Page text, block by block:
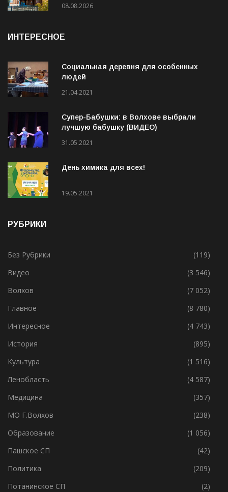
08.08.2026
ИНТЕРЕСНОЕ
Социальная деревня для особенных
людей
21.04.2021
Супер-Бабушки: в Волхове выбрали
лучшую бабушку (ВИДЕО)
31.05.2021
День химика для всех!
19.05.2021
РУБРИКИ
Без Рубрики
(119)
Видео
(3 546)
Волхов
(7 052)
Главное
(8 780)
Интересное
(4 743)
История
(895)
Культура
(1 516)
Ленобласть
(4 587)
Медицина
(357)
МО Г.Волхов
(238)
Образование
(1 056)
Пашское СП
(42)
Политика
(209)
Потанинское СП
(2)